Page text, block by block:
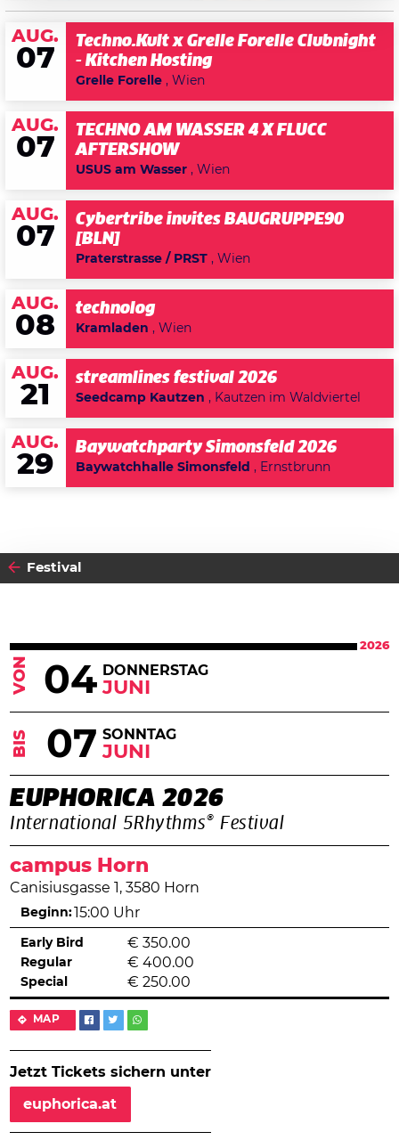
AUG.
07
Techno.Kult x Grelle Forelle Clubnight
- Kitchen Hosting
Grelle Forelle , Wien
AUG.
07
TECHNO AM WASSER 4 X FLUCC
AFTERSHOW
USUS am Wasser , Wien
AUG.
07
Cybertribe invites BAUGRUPPE90
[BLN]
Praterstrasse / PRST , Wien
AUG.
08
technolog
Kramladen , Wien
AUG.
21
streamlines festival 2026
Seedcamp Kautzen , Kautzen im Waldviertel
AUG.
29
Baywatchparty Simonsfeld 2026
Baywatchhalle Simonsfeld , Ernstbrunn
Festival
2026
VON 04 DONNERSTAG
JUNI
BIS 07 SONNTAG
JUNI
EUPHORICA 2026
International 5Rhythms® Festival
campus Horn
Canisiusgasse 1, 3580 Horn
MAP
Jetzt Tickets sichern unter
euphorica.at
Beginn: 15:00 Uhr
Early Bird € 350.00
Regular € 400.00
Special € 250.00